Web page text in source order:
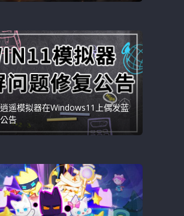
遥模拟器在Windows11上偶发蓝
告